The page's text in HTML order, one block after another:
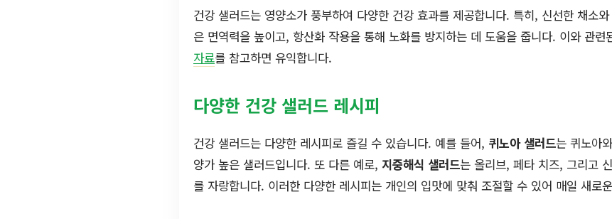
건강 샐러드는 영양소가 풍부하여 다양한 건강 효과를 제공합니다. 특히, 신선한 채소
은 면역력을 높이고, 항산화 작용을 통해 노화를 방지하는 데 도움을 줍니다. 이와 관련
자료를 참고하면 유익합니다.
다양한 건강 샐러드 레시피
건강 샐러드는 다양한 레시피로 즐길 수 있습니다. 예를 들어, 퀴노아 샐러드는 퀴노아
양가 높은 샐러드입니다. 또 다른 예로, 지중해식 샐러드는 올리브, 페타 치즈, 그리고
를 자랑합니다. 이러한 다양한 레시피는 개인의 입맛에 맞춰 조절할 수 있어 매일 새로